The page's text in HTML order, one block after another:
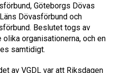
Göteborgs Dövas
Dövasförbund och
Beslutet togs av
organisationerna, och en
samtidigt.
av VGDL var att Riksdagen